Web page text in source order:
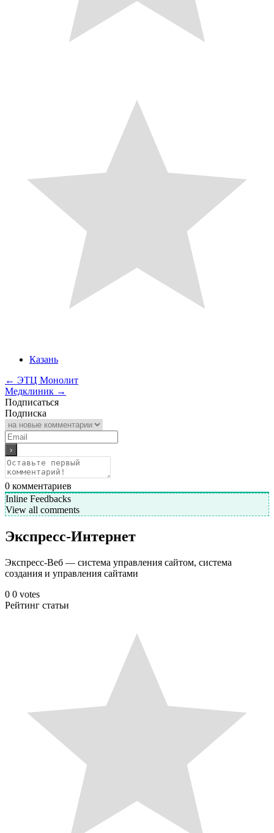
Казань
← ЭТЦ Монолит
Медклиник →
Подписаться
Подписка
0 комментариев
Inline Feedbacks
View all comments
Экспресс-Интернет
Экспресс-Веб — система управления сайтом, система
создания и управления сайтами
0 0 votes
Рейтинг статьи